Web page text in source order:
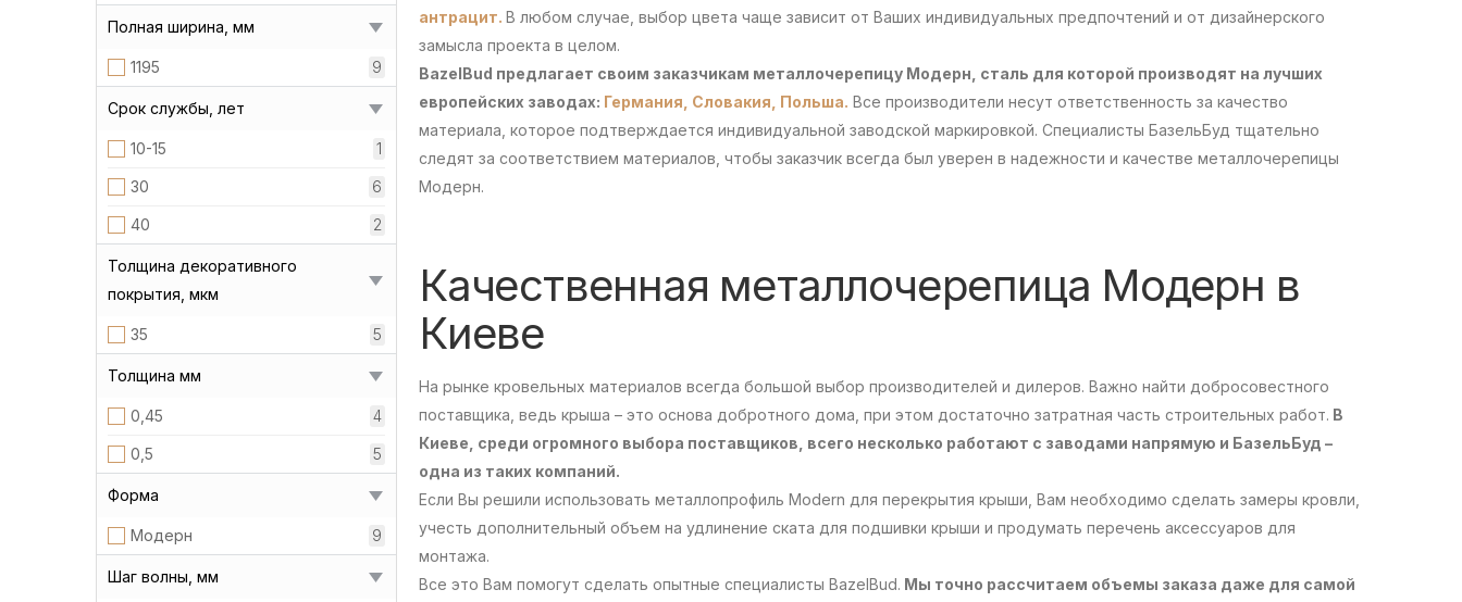
Полная ширина, мм
1195 9
Срок службы, лет
10-15 1
30 6
40 2
Толщина декоративного
покрытия, мкм
35 5
Толщина мм
0,45 4
0,5 5
Форма
Модерн 9
Шаг волны, мм
антрацит. В любом случае, выбор цвета чаще зависит от Ваших индивидуальных предпочтений и от дизайнерского
замысла проекта в целом.
BazelBud предлагает своим заказчикам металлочерепицу Модерн, сталь для которой производят на лучших
европейских заводах: Германия, Словакия, Польша. Все производители несут ответственность за качество
материала, которое подтверждается индивидуальной заводской маркировкой. Специалисты БазельБуд тщательно
следят за соответствием материалов, чтобы заказчик всегда был уверен в надежности и качестве металлочерепицы
Модерн.
Качественная металлочерепица Модерн в
Киеве
На рынке кровельных материалов всегда большой выбор производителей и дилеров. Важно найти добросовестного
поставщика, ведь крыша – это основа добротного дома, при этом достаточно затратная часть строительных работ. В
Киеве, среди огромного выбора поставщиков, всего несколько работают с заводами напрямую и БазельБуд –
одна из таких компаний.
Если Вы решили использовать металлопрофиль Modern для перекрытия крыши, Вам необходимо сделать замеры кровли,
учесть дополнительный объем на удлинение ската для подшивки крыши и продумать перечень аксессуаров для
монтажа.
Все это Вам помогут сделать опытные специалисты BazelBud. Мы точно рассчитаем объемы заказа даже для самой